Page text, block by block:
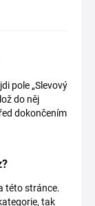
pole „Slevový
do něj
dokončením
této stránce.
tak